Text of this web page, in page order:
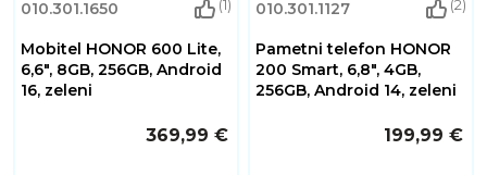
010.301.1650 (1)
Mobitel HONOR 600 Lite,
6,6", 8GB, 256GB, Android
16, zeleni
369,99 €
010.301.1127 (2)
Pametni telefon HONOR
200 Smart, 6,8", 4GB,
256GB, Android 14, zeleni
199,99 €